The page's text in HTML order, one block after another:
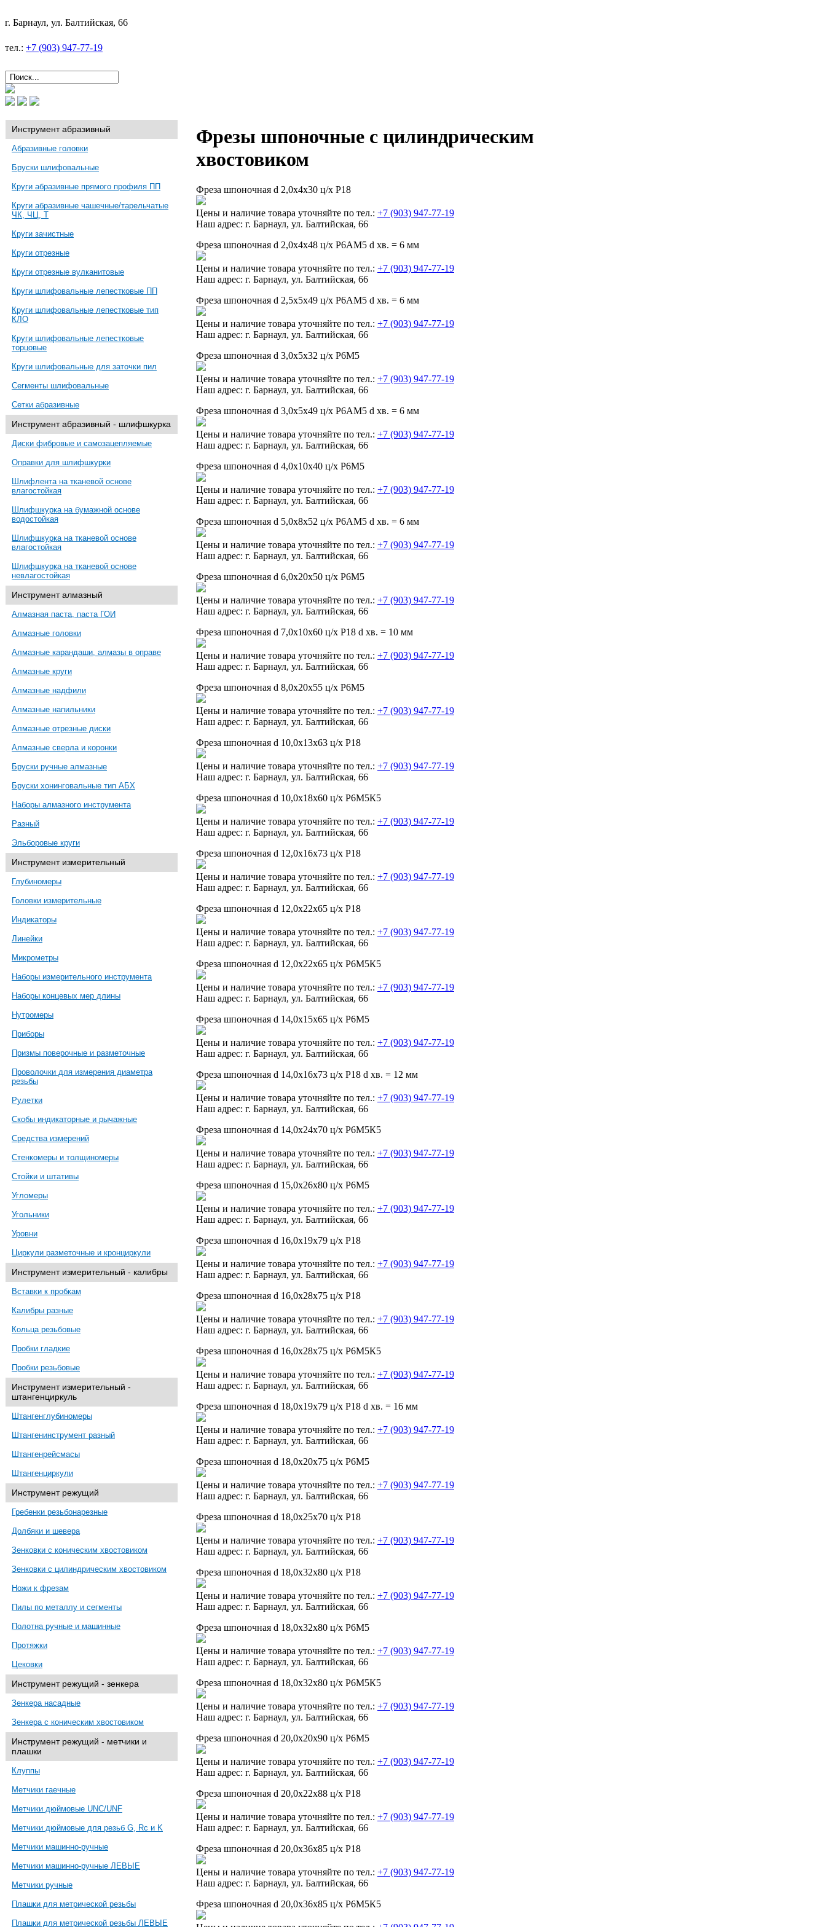
г. Барнаул, ул. Балтийская, 66
тел.: +7 (903) 947-77-19
Инструмент абразивный
Абразивные головки
Бруски шлифовальные
Круги абразивные прямого профиля ПП
Круги абразивные чашечные/тарельчатые
ЧК, ЧЦ, Т
Круги зачистные
Круги отрезные
Круги отрезные вулканитовые
Круги шлифовальные лепестковые ПП
Круги шлифовальные лепестковые тип
КЛО
Круги шлифовальные лепестковые
торцовые
Круги шлифовальные для заточки пил
Сегменты шлифовальные
Сетки абразивные
Инструмент абразивный - шлифшкурка
Диски фибровые и самозацепляемые
Оправки для шлифшкурки
Шлифлента на тканевой основе
влагостойкая
Шлифшкурка на бумажной основе
водостойкая
Шлифшкурка на тканевой основе
влагостойкая
Шлифшкурка на тканевой основе
невлагостойкая
Инструмент алмазный
Алмазная паста, паста ГОИ
Алмазные головки
Алмазные карандаши, алмазы в оправе
Алмазные круги
Алмазные надфили
Алмазные напильники
Алмазные отрезные диски
Алмазные сверла и коронки
Бруски ручные алмазные
Бруски хонинговальные тип АБХ
Наборы алмазного инструмента
Разный
Эльборовые круги
Инструмент измерительный
Глубиномеры
Головки измерительные
Индикаторы
Линейки
Микрометры
Наборы измерительного инструмента
Наборы концевых мер длины
Нутромеры
Приборы
Призмы поверочные и разметочные
Проволочки для измерения диаметра
резьбы
Рулетки
Скобы индикаторные и рычажные
Средства измерений
Стенкомеры и толщиномеры
Стойки и штативы
Угломеры
Угольники
Уровни
Циркули разметочные и кронциркули
Инструмент измерительный - калибры
Вставки к пробкам
Калибры разные
Кольца резьбовые
Пробки гладкие
Пробки резьбовые
Инструмент измерительный -
штангенциркуль
Штангенглубиномеры
Штангенинструмент разный
Штангенрейсмасы
Штангенциркули
Инструмент режущий
Гребенки резьбонарезные
Долбяки и шевера
Зенковки с коническим хвостовиком
Зенковки с цилиндрическим хвостовиком
Ножи к фрезам
Пилы по металлу и сегменты
Полотна ручные и машинные
Протяжки
Цековки
Инструмент режущий - зенкера
Зенкера насадные
Зенкера с коническим хвостовиком
Инструмент режущий - метчики и
плашки
Клуппы
Метчики гаечные
Метчики дюймовые UNC/UNF
Метчики дюймовые для резьб G, Rc и K
Метчики машинно-ручные
Метчики машинно-ручные ЛЕВЫЕ
Метчики ручные
Плашки для метрической резьбы
Плашки для метрической резьбы ЛЕВЫЕ
Фрезы шпоночные с цилиндрическим
хвостовиком
Фреза шпоночная d 2,0х4х30 ц/х Р18
Цены и наличие товара уточняйте по тел.: +7 (903) 947-77-19
Наш адрес: г. Барнаул, ул. Балтийская, 66
Фреза шпоночная d 2,0х4х48 ц/х Р6АМ5 d хв. = 6 мм
Цены и наличие товара уточняйте по тел.: +7 (903) 947-77-19
Наш адрес: г. Барнаул, ул. Балтийская, 66
Фреза шпоночная d 2,5х5х49 ц/х Р6АМ5 d хв. = 6 мм
Цены и наличие товара уточняйте по тел.: +7 (903) 947-77-19
Наш адрес: г. Барнаул, ул. Балтийская, 66
Фреза шпоночная d 3,0х5х32 ц/х Р6М5
Цены и наличие товара уточняйте по тел.: +7 (903) 947-77-19
Наш адрес: г. Барнаул, ул. Балтийская, 66
Фреза шпоночная d 3,0х5х49 ц/х Р6АМ5 d хв. = 6 мм
Цены и наличие товара уточняйте по тел.: +7 (903) 947-77-19
Наш адрес: г. Барнаул, ул. Балтийская, 66
Фреза шпоночная d 4,0х10х40 ц/х Р6М5
Цены и наличие товара уточняйте по тел.: +7 (903) 947-77-19
Наш адрес: г. Барнаул, ул. Балтийская, 66
Фреза шпоночная d 5,0х8х52 ц/х Р6АМ5 d хв. = 6 мм
Цены и наличие товара уточняйте по тел.: +7 (903) 947-77-19
Наш адрес: г. Барнаул, ул. Балтийская, 66
Фреза шпоночная d 6,0х20х50 ц/х Р6М5
Цены и наличие товара уточняйте по тел.: +7 (903) 947-77-19
Наш адрес: г. Барнаул, ул. Балтийская, 66
Фреза шпоночная d 7,0х10х60 ц/х Р18 d хв. = 10 мм
Цены и наличие товара уточняйте по тел.: +7 (903) 947-77-19
Наш адрес: г. Барнаул, ул. Балтийская, 66
Фреза шпоночная d 8,0х20х55 ц/х Р6М5
Цены и наличие товара уточняйте по тел.: +7 (903) 947-77-19
Наш адрес: г. Барнаул, ул. Балтийская, 66
Фреза шпоночная d 10,0х13х63 ц/х Р18
Цены и наличие товара уточняйте по тел.: +7 (903) 947-77-19
Наш адрес: г. Барнаул, ул. Балтийская, 66
Фреза шпоночная d 10,0х18х60 ц/х Р6М5К5
Цены и наличие товара уточняйте по тел.: +7 (903) 947-77-19
Наш адрес: г. Барнаул, ул. Балтийская, 66
Фреза шпоночная d 12,0х16х73 ц/х Р18
Цены и наличие товара уточняйте по тел.: +7 (903) 947-77-19
Наш адрес: г. Барнаул, ул. Балтийская, 66
Фреза шпоночная d 12,0х22х65 ц/х Р18
Цены и наличие товара уточняйте по тел.: +7 (903) 947-77-19
Наш адрес: г. Барнаул, ул. Балтийская, 66
Фреза шпоночная d 12,0х22х65 ц/х Р6М5К5
Цены и наличие товара уточняйте по тел.: +7 (903) 947-77-19
Наш адрес: г. Барнаул, ул. Балтийская, 66
Фреза шпоночная d 14,0х15х65 ц/х Р6М5
Цены и наличие товара уточняйте по тел.: +7 (903) 947-77-19
Наш адрес: г. Барнаул, ул. Балтийская, 66
Фреза шпоночная d 14,0х16х73 ц/х Р18 d хв. = 12 мм
Цены и наличие товара уточняйте по тел.: +7 (903) 947-77-19
Наш адрес: г. Барнаул, ул. Балтийская, 66
Фреза шпоночная d 14,0х24х70 ц/х Р6М5К5
Цены и наличие товара уточняйте по тел.: +7 (903) 947-77-19
Наш адрес: г. Барнаул, ул. Балтийская, 66
Фреза шпоночная d 15,0х26х80 ц/х Р6М5
Цены и наличие товара уточняйте по тел.: +7 (903) 947-77-19
Наш адрес: г. Барнаул, ул. Балтийская, 66
Фреза шпоночная d 16,0х19х79 ц/х Р18
Цены и наличие товара уточняйте по тел.: +7 (903) 947-77-19
Наш адрес: г. Барнаул, ул. Балтийская, 66
Фреза шпоночная d 16,0х28х75 ц/х Р18
Цены и наличие товара уточняйте по тел.: +7 (903) 947-77-19
Наш адрес: г. Барнаул, ул. Балтийская, 66
Фреза шпоночная d 16,0х28х75 ц/х Р6М5К5
Цены и наличие товара уточняйте по тел.: +7 (903) 947-77-19
Наш адрес: г. Барнаул, ул. Балтийская, 66
Фреза шпоночная d 18,0х19х79 ц/х Р18 d хв. = 16 мм
Цены и наличие товара уточняйте по тел.: +7 (903) 947-77-19
Наш адрес: г. Барнаул, ул. Балтийская, 66
Фреза шпоночная d 18,0х20х75 ц/х Р6М5
Цены и наличие товара уточняйте по тел.: +7 (903) 947-77-19
Наш адрес: г. Барнаул, ул. Балтийская, 66
Фреза шпоночная d 18,0х25х70 ц/х Р18
Цены и наличие товара уточняйте по тел.: +7 (903) 947-77-19
Наш адрес: г. Барнаул, ул. Балтийская, 66
Фреза шпоночная d 18,0х32х80 ц/х Р18
Цены и наличие товара уточняйте по тел.: +7 (903) 947-77-19
Наш адрес: г. Барнаул, ул. Балтийская, 66
Фреза шпоночная d 18,0х32х80 ц/х Р6М5
Цены и наличие товара уточняйте по тел.: +7 (903) 947-77-19
Наш адрес: г. Барнаул, ул. Балтийская, 66
Фреза шпоночная d 18,0х32х80 ц/х Р6М5К5
Цены и наличие товара уточняйте по тел.: +7 (903) 947-77-19
Наш адрес: г. Барнаул, ул. Балтийская, 66
Фреза шпоночная d 20,0х20х90 ц/х Р6М5
Цены и наличие товара уточняйте по тел.: +7 (903) 947-77-19
Наш адрес: г. Барнаул, ул. Балтийская, 66
Фреза шпоночная d 20,0х22х88 ц/х Р18
Цены и наличие товара уточняйте по тел.: +7 (903) 947-77-19
Наш адрес: г. Барнаул, ул. Балтийская, 66
Фреза шпоночная d 20,0х36х85 ц/х Р18
Цены и наличие товара уточняйте по тел.: +7 (903) 947-77-19
Наш адрес: г. Барнаул, ул. Балтийская, 66
Фреза шпоночная d 20,0х36х85 ц/х Р6М5К5